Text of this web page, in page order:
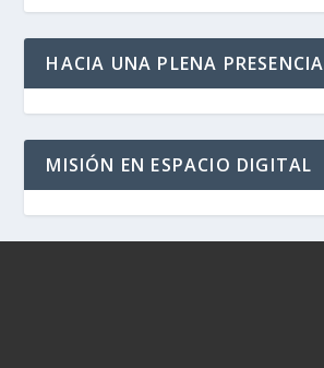
HACIA UNA PLENA PRESENCIA
MISIÓN EN ESPACIO DIGITAL